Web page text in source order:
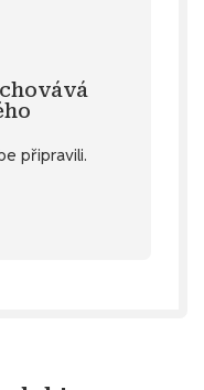
připravili.
svou
? Snadná
na přání.